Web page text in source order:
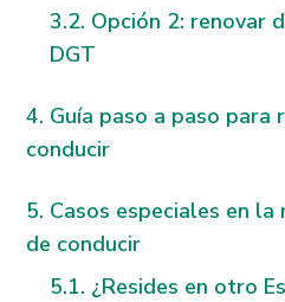
Opción 2: renovar
DGT
Guía paso a paso para
conducir
Casos especiales en
de conducir
¿Resides en otro